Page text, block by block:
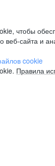
чтобы
веб-сайта и
cookie
Правила